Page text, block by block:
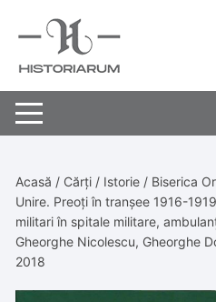
Acasă / Cărți / Istorie / Biserica
Unire. Preoți în tranșee 1916-
militari în spitale militare,
Gheorghe Nicolescu, Gheorghe
2018